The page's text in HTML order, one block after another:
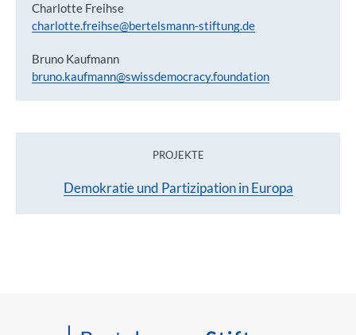
Charlotte Freihse
charlotte.freihse@bertelsmann-stiftung.de
Bruno Kaufmann
bruno.kaufmann@swissdemocracy.foundation
PROJEKTE
Demokratie und Partizipation in Europa